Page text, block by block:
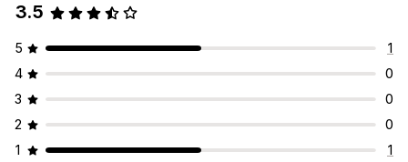
3.5
5
1
4
0
3
0
2
0
1
1